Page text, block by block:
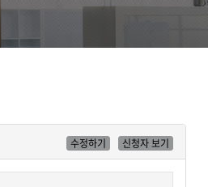
수정하기 신청자 보기